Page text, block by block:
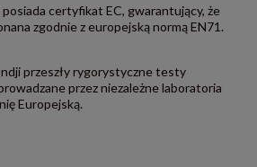
posiada certyfikat EC, gwarantujący, że
zgodnie z europejską normą EN71.
przeszły rygorystyczne testy
przez niezależne laboratoria
Europejską.